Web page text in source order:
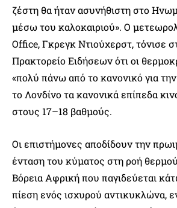
ζέστη θα ήταν ασυνήθιστη στο
μέσω του καλοκαιριού». Ο
Office, Γκρεγκ Ντιούχερστ, τόνισε
Πρακτορείο Ειδήσεων ότι οι
«πολύ πάνω από το κανονικό για
το Λονδίνο τα κανονικά επίπεδα
στους 17–18 βαθμούς.
Οι επιστήμονες αποδίδουν την
ένταση του κύματος στη ροή
Βόρεια Αφρική που παγιδεύεται
πίεση ενός ισχυρού αντικυκλώνα,